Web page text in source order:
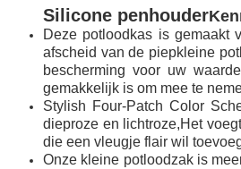
Silicone penhouder
Deze potloodkas is gemaakt
afscheid van de piepkleine
bescherming voor uw
gemakkelijk is om mee te
Stylish Four-Patch Color
dieproze en lichtroze,Het
die een vleugje flair wil
Onze kleine potloodzak is